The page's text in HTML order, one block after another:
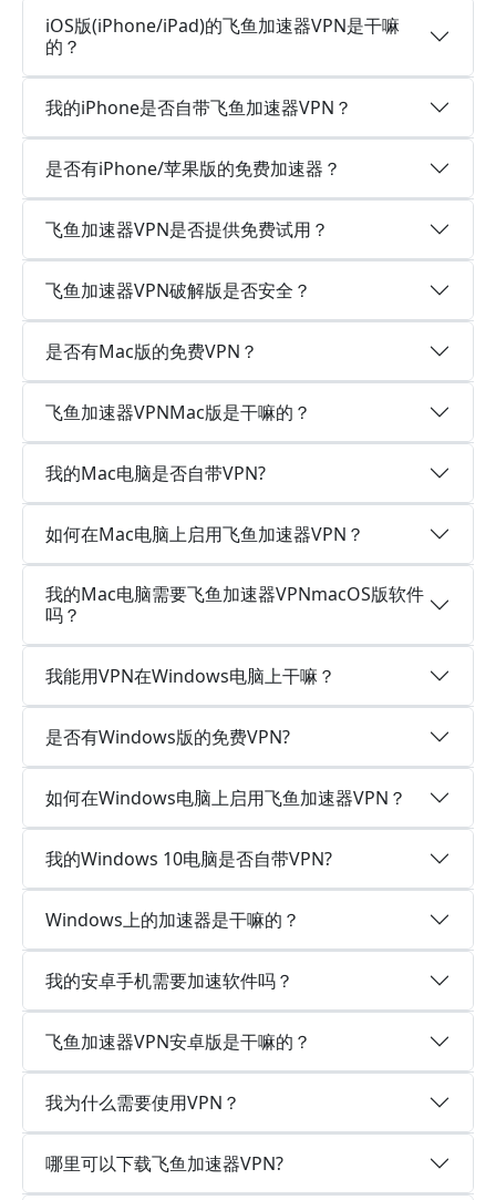
iOS版(iPhone/iPad)的飞鱼加速器VPN是干嘛
的？
我的iPhone是否自带飞鱼加速器VPN？
是否有iPhone/苹果版的免费加速器？
飞鱼加速器VPN是否提供免费试用？
飞鱼加速器VPN破解版是否安全？
是否有Mac版的免费VPN？
飞鱼加速器VPNMac版是干嘛的？
我的Mac电脑是否自带VPN?
如何在Mac电脑上启用飞鱼加速器VPN？
我的Mac电脑需要飞鱼加速器VPNmacOS版软件
吗？
我能用VPN在Windows电脑上干嘛？
是否有Windows版的免费VPN?
如何在Windows电脑上启用飞鱼加速器VPN？
我的Windows 10电脑是否自带VPN?
Windows上的加速器是干嘛的？
我的安卓手机需要加速软件吗？
飞鱼加速器VPN安卓版是干嘛的？
我为什么需要使用VPN？
哪里可以下载飞鱼加速器VPN?